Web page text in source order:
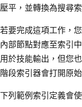
壓平，並轉換為搜尋
若要完成這項工作，
內部節點對應至索引
用於技能輸出，但您
階段索引器會打開原
下列範例索引定義會